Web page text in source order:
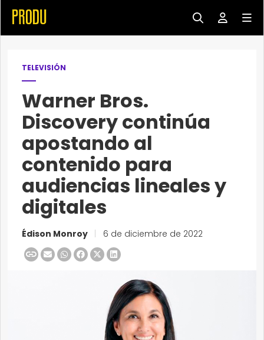
TELEVISIÓN
Warner Bros.
Discovery continúa
apostando al
contenido para
audiencias lineales y
digitales
Édison Monroy 6 de diciembre de 2022